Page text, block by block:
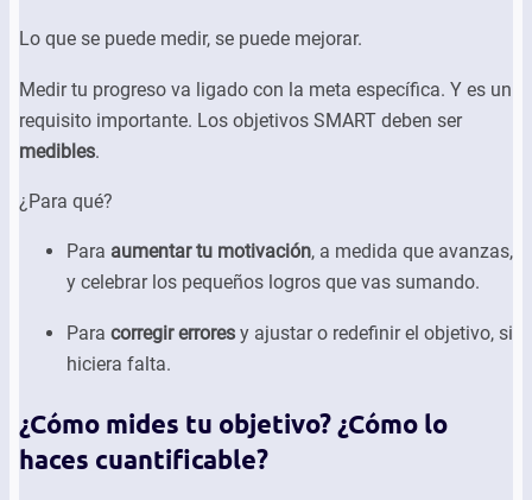
Lo que se puede medir, se puede mejorar.
Medir tu progreso va ligado con la meta específica. Y es un
requisito importante. Los objetivos SMART deben ser
medibles.
¿Para qué?
Para aumentar tu motivación, a medida que avanzas,
y celebrar los pequeños logros que vas sumando.
Para corregir errores y ajustar o redefinir el objetivo, si
hiciera falta.
¿Cómo mides tu objetivo? ¿Cómo lo
haces cuantificable?